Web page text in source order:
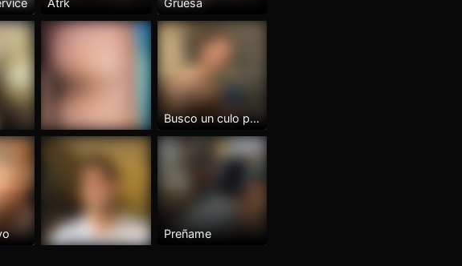
Busco un culo peludo y jóven
Preñame